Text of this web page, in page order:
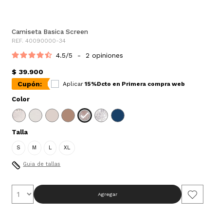
Camiseta Basica Screen
REF. 40090000-34
4.5/5 - 2 opiniones
$ 39.900
Cupón:
Aplicar 15%Dcto en Primera compra web
Color
Talla
S M L XL
Guia de tallas
Agregar